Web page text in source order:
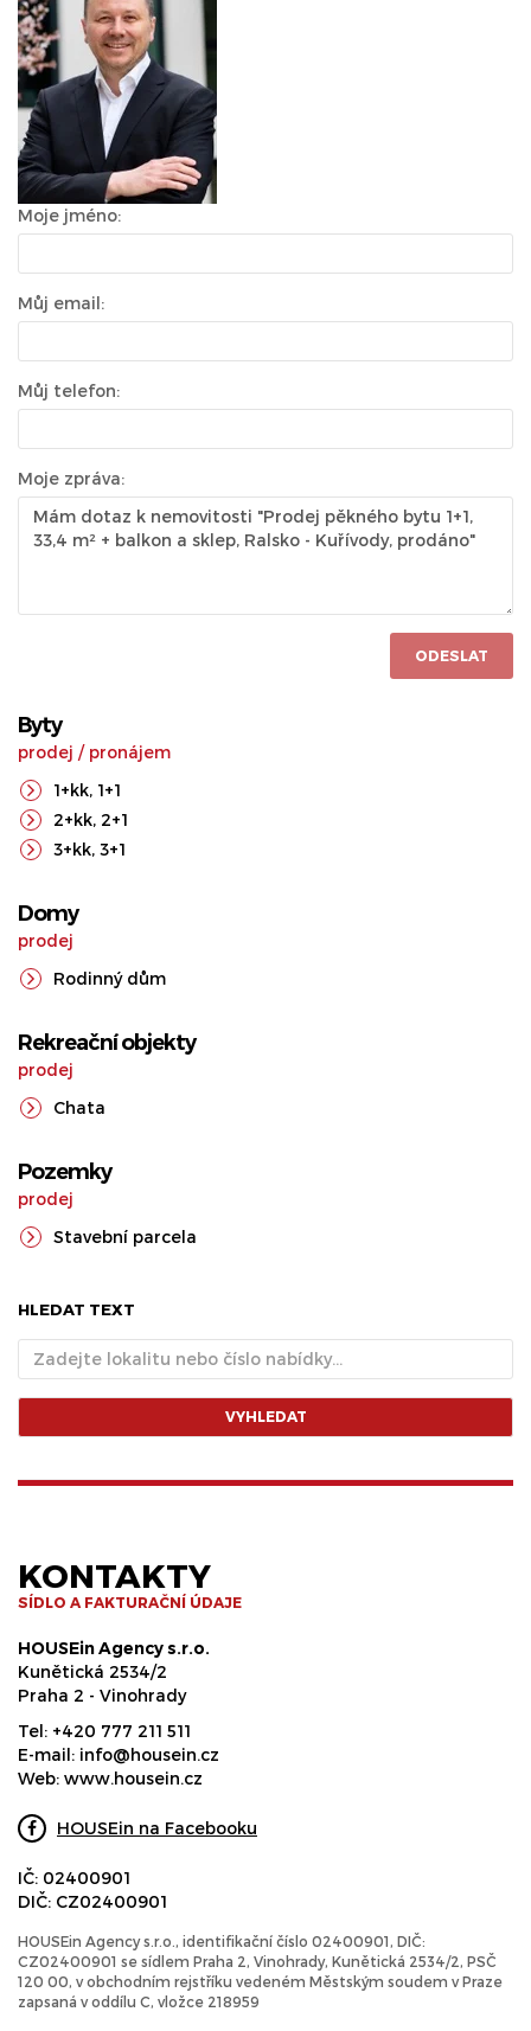
Moje jméno:
Můj email:
Můj telefon:
Moje zpráva:
ODESLAT
Byty
prodej / pronájem
1+kk, 1+1
2+kk, 2+1
3+kk, 3+1
Domy
prodej
Rodinný dům
Rekreační objekty
prodej
Chata
Pozemky
prodej
Stavební parcela
HLEDAT TEXT
VYHLEDAT
KONTAKTY
SÍDLO A FAKTURAČNÍ ÚDAJE
HOUSEin Agency s.r.o.
Kunětická 2534/2
Praha 2 - Vinohrady
Tel: +420 777 211 511
E-mail: info@housein.cz
Web: www.housein.cz
HOUSEin na Facebooku
IČ: 02400901
DIČ: CZ02400901
HOUSEin Agency s.r.o., identifikační číslo 02400901, DIČ:
CZ02400901 se sídlem Praha 2, Vinohrady, Kunětická 2534/2, PSČ
120 00, v obchodním rejstříku vedeném Městským soudem v Praze
zapsaná v oddílu C, vložce 218959